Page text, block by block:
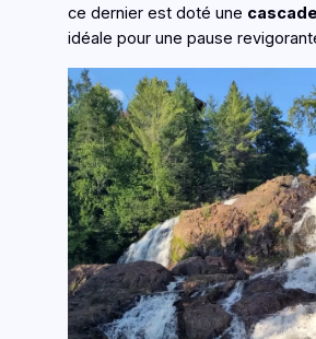
ce dernier est doté une cascade
idéale pour une pause